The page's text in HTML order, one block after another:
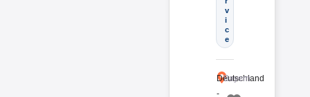
v
i
c
e
Deutschland
-
Bayern